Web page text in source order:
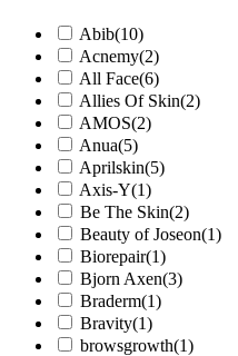
Abib(10)
Acnemy(2)
All Face(6)
Allies Of Skin(2)
AMOS(2)
Anua(5)
Aprilskin(5)
Axis-Y(1)
Be The Skin(2)
Beauty of Joseon(1)
Biorepair(1)
Bjorn Axen(3)
Braderm(1)
Bravity(1)
browsgrowth(1)